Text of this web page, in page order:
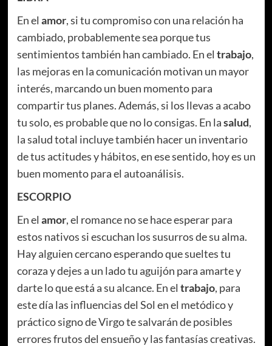
En el amor, si tu compromiso con una relación ha
cambiado, probablemente sea porque tus
sentimientos también han cambiado. En el trabajo,
las mejoras en la comunicación motivan un mayor
interés, marcando un buen momento para
compartir tus planes. Además, si los llevas a acabo
tu solo, es probable que no lo consigas. En lasalud,
la salud total incluye también hacer un inventario
de tus actitudes y hábitos, en ese sentido, hoy es un
buen momento para el autoanálisis.
ESCORPIO
En el amor, el romance no se hace esperar para
estos nativos si escuchan los susurros de su alma.
Hay alguien cercano esperando que sueltes tu
coraza y dejes a un lado tu aguijón para amarte y
darte lo que está a su alcance. En el trabajo, para
este día las influencias del Sol en el metódico y
práctico signo de Virgo te salvarán de posibles
errores frutos del ensueño y las fantasías creativas.